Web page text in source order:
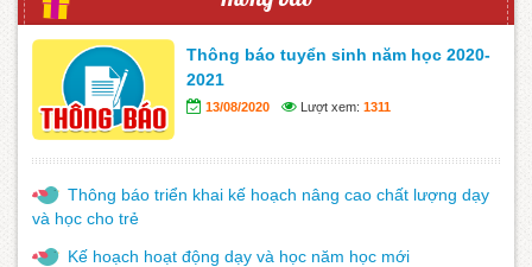
Thông báo tuyển sinh năm học 2020-
2021
13/08/2020 Lượt xem: 1311
Thông báo triển khai kế hoạch nâng cao chất lượng dạy
và học cho trẻ
Kế hoạch hoạt động dạy và học năm học mới